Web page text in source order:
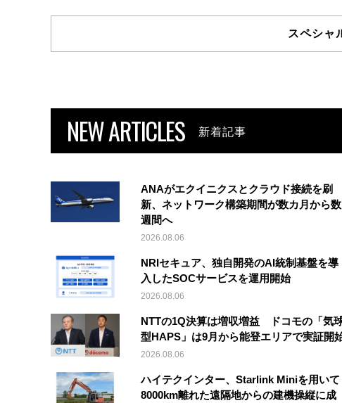
スペシャ
NEW ARTICLES 新着記事
ANAがエクイニクスとクラウド接続を刷
新、ネットワーク構築期間が数カ月から数
週間へ
2026.08.06
NRIセキュア、独自開発のAI統制基盤を導
入したSOCサービスを運用開始
2026.08.06
NTTの1Q決算は増収増益 ドコモの「気
型HAPS」は9月から能登エリアで実証開
2026.08.06
ハイテクインター、Starlink Miniを用いて
8000km離れた遠隔地からの建機操縦に成